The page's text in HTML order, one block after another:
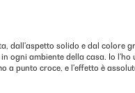
dall'aspetto solido e dal colore
ogni ambiente della casa. Io l'ho
a punto croce, e l'effetto è